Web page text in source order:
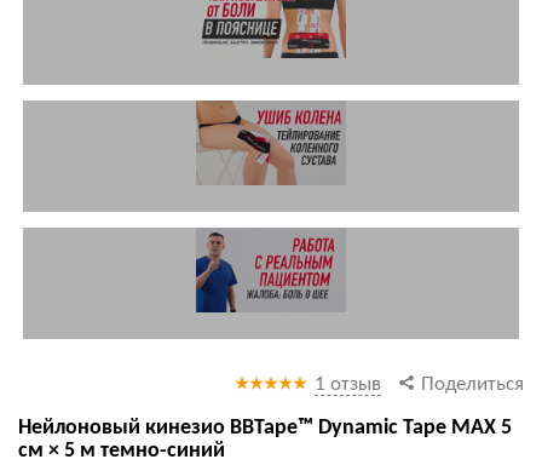
1 отзыв Поделиться
Нейлоновый кинезио BBTape™ Dynamic Tape MAX 5
см × 5 м темно-синий